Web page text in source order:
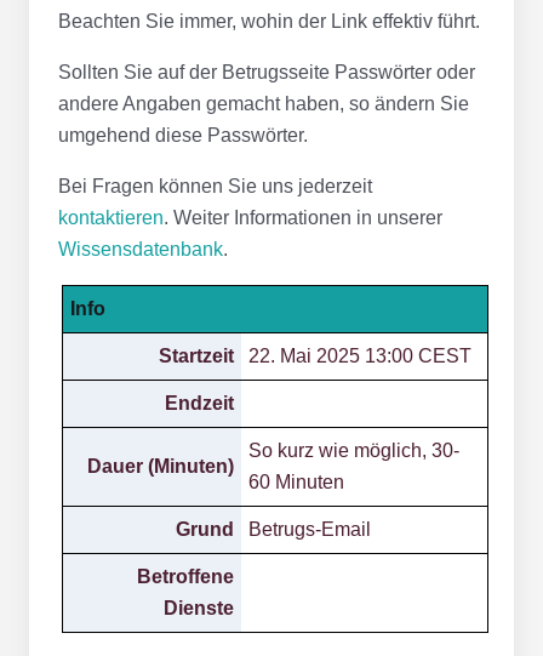
Beachten Sie immer, wohin der Link effektiv führt.
Sollten Sie auf der Betrugsseite Passwörter oder
andere Angaben gemacht haben, so ändern Sie
umgehend diese Passwörter.
Bei Fragen können Sie uns jederzeit
kontaktieren. Weiter Informationen in unserer
Wissensdatenbank.
Info
Startzeit 22. Mai 2025 13:00 CEST
Endzeit
Dauer (Minuten)
So kurz wie möglich, 30-
60 Minuten
Grund Betrugs-Email
Betroffene
Dienste